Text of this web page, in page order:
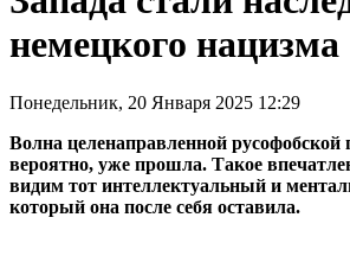
немецкого нацизма
Понедельник, 20 Января 2025 12:29
Волна целенаправленной русофобской
вероятно, уже прошла. Такое
видим тот интеллектуальный и
который она после себя оставила.